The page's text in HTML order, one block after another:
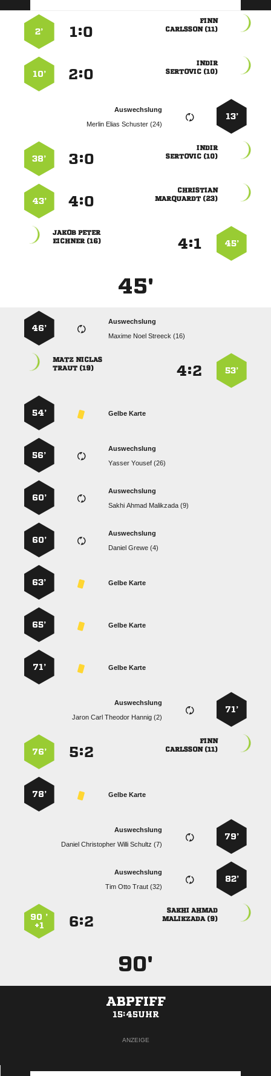

 
:
2’

 
:
10’
13’
Auswechslung
   

 
:
38’

 
:
43’
45’
:
 
 
45'
Auswechslung
   
46’
53’
:
 
 
Gelbe Karte
54’
Auswechslung
  
56’
Auswechslung
   
60’
Auswechslung
  
60’
Gelbe Karte
63’
Gelbe Karte
65’
Gelbe Karte
71’
71’
Auswechslung
    

 
:
76’
Gelbe Karte
78’
79’
Auswechslung
    
82’
Auswechslung
   
 
 
:
90 ’
+1
90'
ABPFIFF
15:45UHR
ANZEIGE